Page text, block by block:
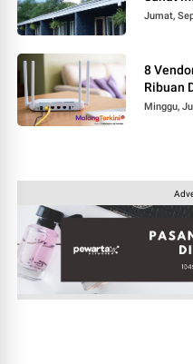
Jumat,
8
Ribuan
Minggu,